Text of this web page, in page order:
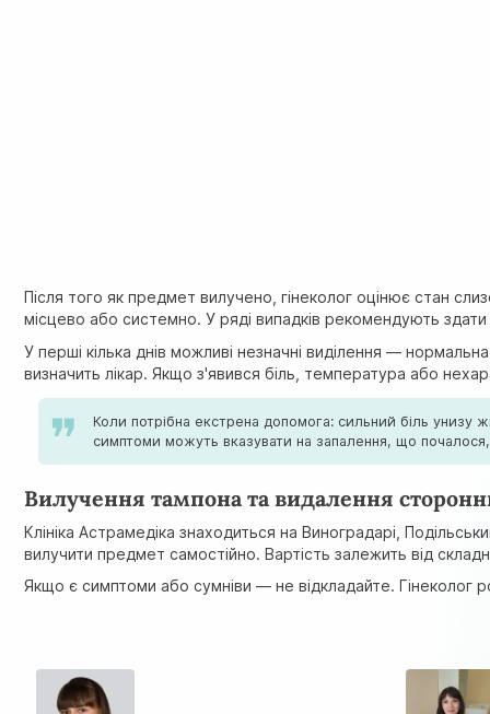
Після того як предмет вилучено, гінеколог оцінює стан
місцево або системно. У ряді випадків рекомендують
У перші кілька днів можливі незначні виділення —
визначить лікар. Якщо з'явився біль, температура або
Коли потрібна екстрена допомога: сильний біль унизу
симптоми можуть вказувати на запалення, що
Вилучення тампона та видалення
Клініка Астрамедіка знаходиться на Виноградарі,
вилучити предмет самостійно. Вартість залежить від
Якщо є симптоми або сумніви — не відкладайте. Гінеколог